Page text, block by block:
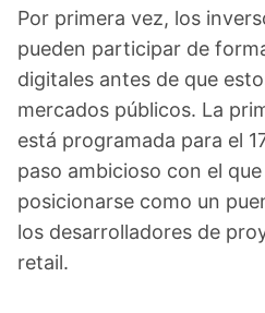
Por primera vez, los
pueden participar de
digitales antes de que
mercados públicos. La
está programada para el
paso ambicioso con el
posicionarse como un
los desarrolladores de
retail.